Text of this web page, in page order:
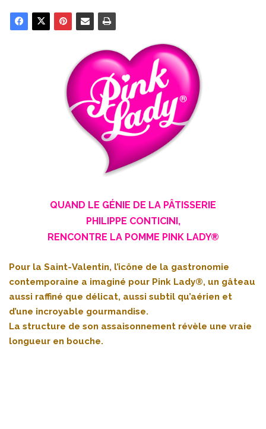
QUAND LE GÉNIE DE LA PÂTISSERIE
PHILIPPE CONTICINI,
RENCONTRE LA POMME PINK LADY®
Pour la Saint-Valentin, l’icône de la gastronomie
contemporaine a imaginé pour Pink Lady®, un gâteau
aussi raffiné que délicat, aussi subtil qu’aérien et
d’une incroyable gourmandise.
La structure de son assaisonnement révèle une vraie
longueur en bouche.